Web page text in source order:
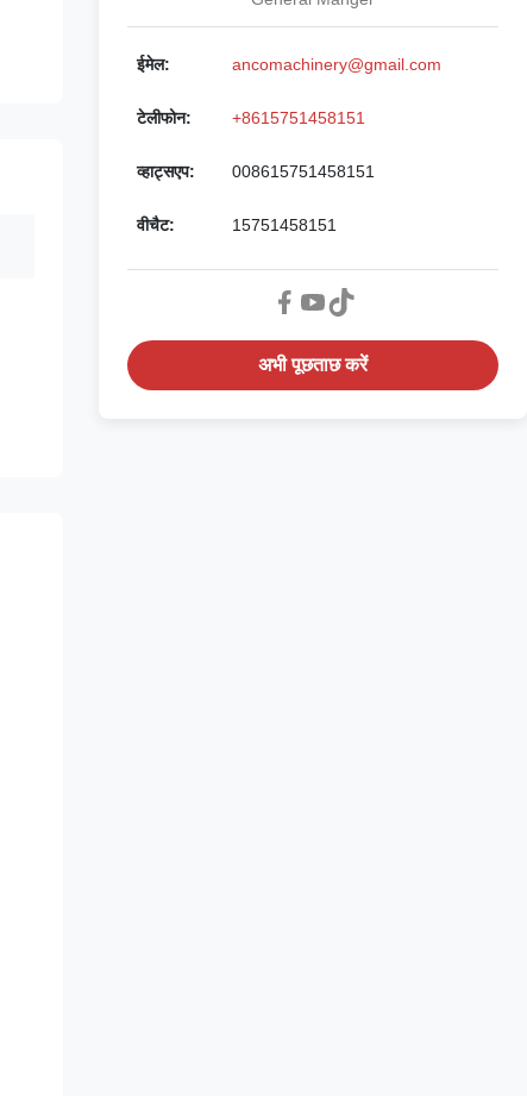
ईमेल: ancomachinery@gmail.com
टेलीफोन: +8615751458151
व्हाट्सएप: 008615751458151
वीचैट: 15751458151
अभी पूछताछ करें